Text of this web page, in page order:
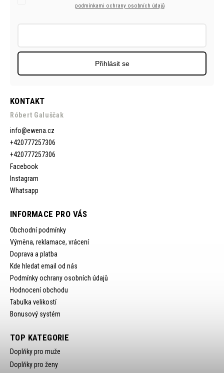
KONTAKT
Róbert Galuščak
info@ewena.cz
+420777257306
+420777257306
Facebook
Instagram
Whatsapp
INFORMACE PRO VÁS
Obchodní podmínky
Výměna, reklamace, vrácení
Doprava a platba
Kde hledat email od nás
Podmínky ochrany osobních údajů
Hodnocení obchodu
Tabulka velikostí
Bonusový systém
podmínkami ochrany osobních údajů
Přihlásit se
TOP KATEGORIE
Doplňky pro muže
Doplňky pro ženy